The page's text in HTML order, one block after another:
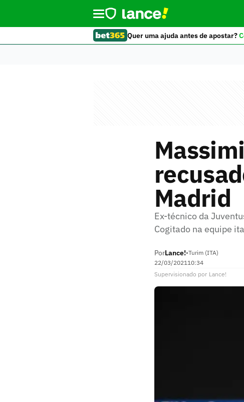
Quer uma ajuda antes de apostar?
Madrid
Ex-técnico da
Cogitado na equipe
PorLance!•Turim (ITA)
22/03/202110:34
Supervisionado por Lance!